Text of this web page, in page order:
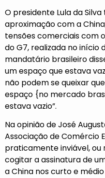
O presidente Lula da
aproximação com a
tensões comerciais com
do G7, realizada no início
mandatário brasileiro
um espaço que estava
não podem se queixar
espaço {no mercado
estava vazio”.
Na opinião de José
Associação de Comércio
praticamente inviável, ou
cogitar a assinatura de
a China nos curto e